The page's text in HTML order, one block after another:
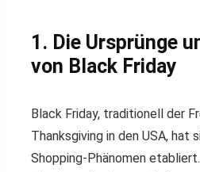
1. Die Ursprünge
von Black Friday
Black Friday, traditionell der
Thanksgiving in den USA, hat
Shopping-Phänomen